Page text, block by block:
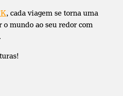
, cada viagem se torna uma
mundo ao seu redor com